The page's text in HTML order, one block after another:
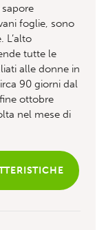
foglie, sono
L’alto
tutte le
alle donne in
90 giorni dal
ottobre
nel mese di